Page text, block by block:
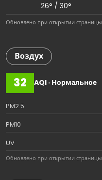
26° / 30°
Обновлено при открытии страницы
Воздух
32 AQI · Нормальное
PM2.5
PM10
UV
Обновлено при открытии страницы